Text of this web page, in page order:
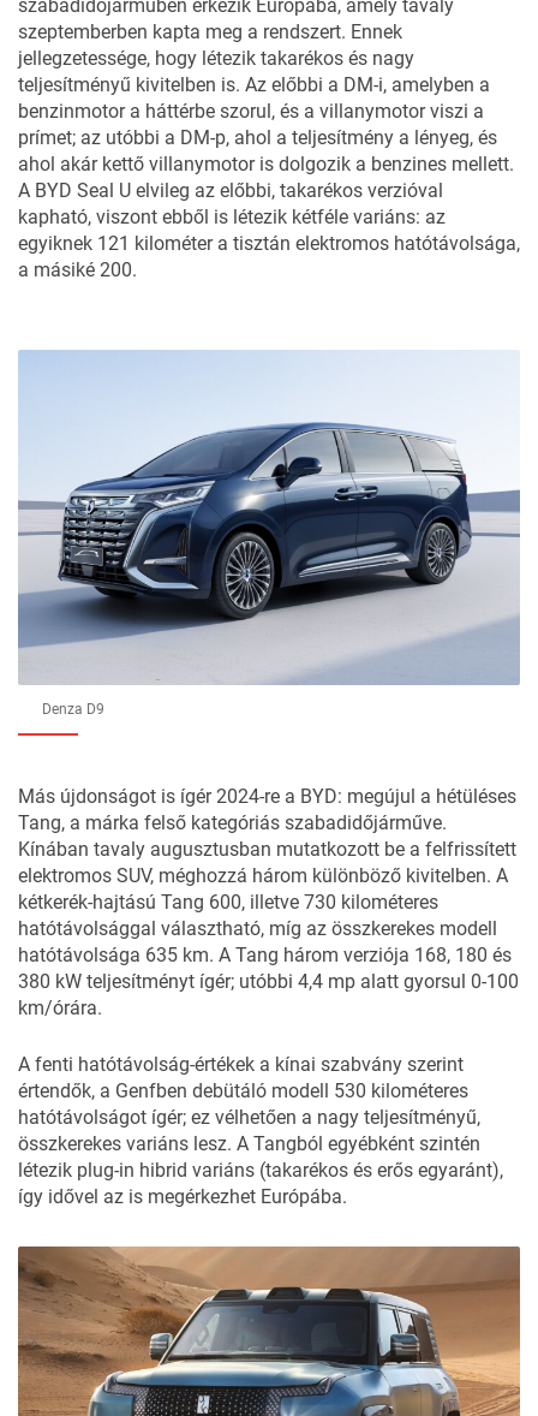
szabadidőjárműben érkezik Európába, amely tavaly
szeptemberben kapta meg a rendszert. Ennek
jellegzetessége, hogy létezik takarékos és nagy
teljesítményű kivitelben is. Az előbbi a DM-i, amelyben a
benzinmotor a háttérbe szorul, és a villanymotor viszi a
prímet; az utóbbi a DM-p, ahol a teljesítmény a lényeg, és
ahol akár kettő villanymotor is dolgozik a benzines mellett.
A BYD Seal U elvileg az előbbi, takarékos verzióval
kapható, viszont ebből is létezik kétféle variáns: az
egyiknek 121 kilométer a tisztán elektromos hatótávolsága,
a másiké 200.
Denza D9
Más újdonságot is ígér 2024-re a BYD: megújul a hétüléses
Tang, a márka felső kategóriás szabadidőjárműve.
Kínában tavaly augusztusban mutatkozott be a felfrissített
elektromos SUV, méghozzá három különböző kivitelben. A
kétkerék-hajtású Tang 600, illetve 730 kilométeres
hatótávolsággal választható, míg az összkerekes modell
hatótávolsága 635 km. A Tang három verziója 168, 180 és
380 kW teljesítményt ígér; utóbbi 4,4 mp alatt gyorsul 0-100
km/órára.
A fenti hatótávolság-értékek a kínai szabvány szerint
értendők, a Genfben debütáló modell 530 kilométeres
hatótávolságot ígér; ez vélhetően a nagy teljesítményű,
összkerekes variáns lesz. A Tangból egyébként szintén
létezik plug-in hibrid variáns (takarékos és erős egyaránt),
így idővel az is megérkezhet Európába.